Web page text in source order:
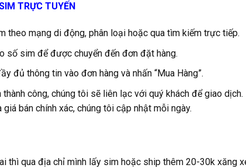
TRỰC TUYẾN
theo mạng di động, phân loại hoặc qua tìm kiếm trực tiếp.
số sim để được chuyển đến đơn đặt hàng.
đủ thông tin vào đơn hàng và nhấn “Mua Hàng”.
công, chúng tôi sẽ liên lạc với quý khách để giao dịch.
bán chính xác, chúng tôi cập nhật mỗi ngày.
thì qua địa chỉ mình lấy sim hoặc ship thêm 20-30k xăng